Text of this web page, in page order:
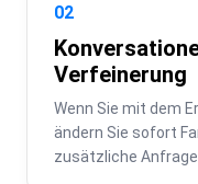
02
Verfeinerung
Wenn Sie mit dem
ändern Sie sofort
zusätzliche